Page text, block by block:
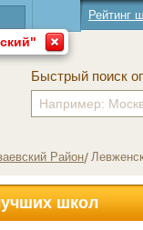
Рейтинг
Быстрый поиск
Район
школ